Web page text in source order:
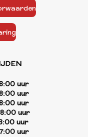
uur
uur
uur
uur
uur
uur